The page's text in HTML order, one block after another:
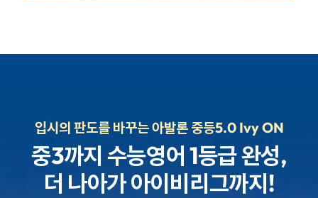
입시의 판도를 바꾸는 아발론 중등5.0 Ivy ON
중3까지 수능영어 1등급 완성,
더 나아가 아이비리그까지!